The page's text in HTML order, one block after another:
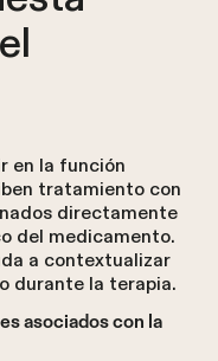
en la función
tratamiento con
directamente
del medicamento.
a contextualizar
durante la terapia.
asociados con la